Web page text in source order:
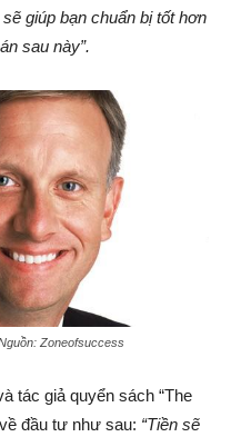
giúp bạn chuẩn bị tốt hơn
sau này”.
Zoneofsuccess
tác giả quyển sách “The
đầu tư như sau: “Tiền sẽ